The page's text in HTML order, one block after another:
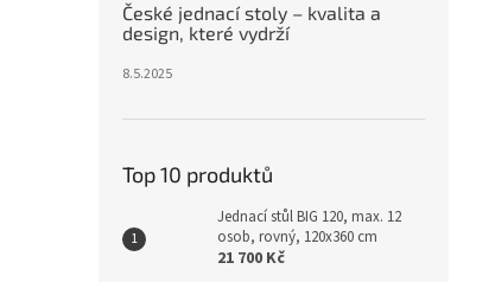
České jednací stoly – kvalita a
design, které vydrží
8.5.2025
Top 10 produktů
Jednací stůl BIG 120, max. 12
osob, rovný, 120x360 cm
21 700 Kč